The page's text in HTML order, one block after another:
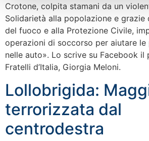
Crotone, colpita stamani da un
Solidarietà alla popolazione e grazie
del fuoco e alla Protezione Civile,
operazioni di soccorso per aiutare
nelle auto». Lo scrive su Facebook il
Fratelli d’Italia, Giorgia Meloni.
Lollobrigida:
terrorizzata dal
centrodestra